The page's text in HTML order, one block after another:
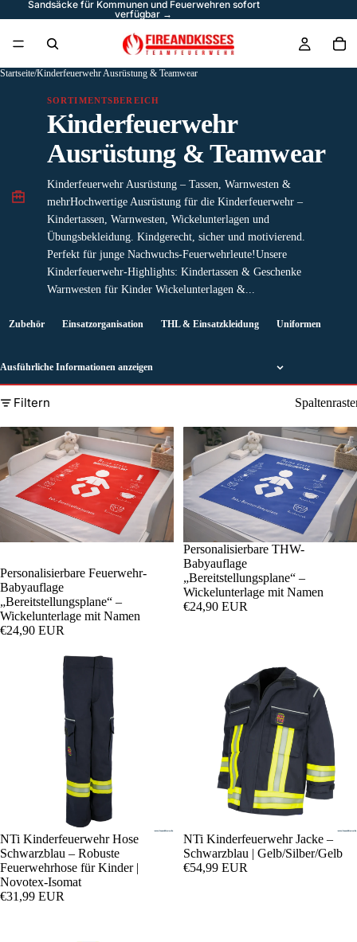
Sandsäcke für Kommunen und Feuerwehren sofort
verfügbar →
Startseite/Kinderfeuerwehr Ausrüstung & Teamwear
SORTIMENTSBEREICH
Kinderfeuerwehr
Ausrüstung & Teamwear
Kinderfeuerwehr Ausrüstung – Tassen, Warnwesten &
mehrHochwertige Ausrüstung für die Kinderfeuerwehr –
Kindertassen, Warnwesten, Wickelunterlagen und
Übungsbekleidung. Kindgerecht, sicher und motivierend.
Perfekt für junge Nachwuchs-Feuerwehrleute!Unsere
Kinderfeuerwehr-Highlights: Kindertassen & Geschenke
Warnwesten für Kinder Wickelunterlagen &...
Zubehör Einsatzorganisation THL & Einsatzkleidung Uniformen
Ausführliche Informationen anzeigen
Filtern
Personalisierbare Feuerwehr-
Babyauflage
„Bereitstellungsplane“ –
Wickelunterlage mit Namen
€24,90 EUR
Personalisierbare THW-
Babyauflage
„Bereitstellungsplane“ –
Wickelunterlage mit Namen
€24,90 EUR
NTi Kinderfeuerwehr Hose
Schwarzblau – Robuste
Feuerwehrhose für Kinder |
Novotex-Isomat
€31,99 EUR
NTi Kinderfeuerwehr Jacke –
Schwarzblau | Gelb/Silber/Gelb
€54,99 EUR